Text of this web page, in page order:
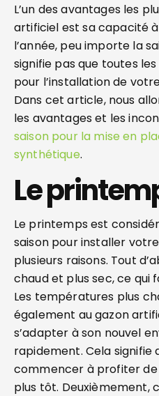
L’un des avantages les
artificiel est sa capacité
l’année, peu importe la
signifie pas que toutes
pour l’installation de
Dans cet article, nous
les avantages et les
saison pour la mise en
synthétique.
Le
Le printemps est
saison pour installer
plusieurs raisons. Tout
chaud et plus sec, ce qui
Les températures plus
également au gazon
s’adapter à son nouvel
rapidement. Cela signifie
commencer à profiter
plus tôt. Deuxièmement,